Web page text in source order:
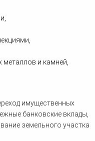
металлов и камней,
имущественных
банковские вклады,
земельного участка